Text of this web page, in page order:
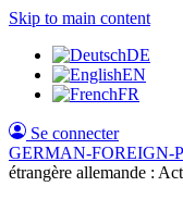
Skip to main content
DE
EN
FR
Se connecter
GERMAN-FOREIGN-
étrangère allemande :